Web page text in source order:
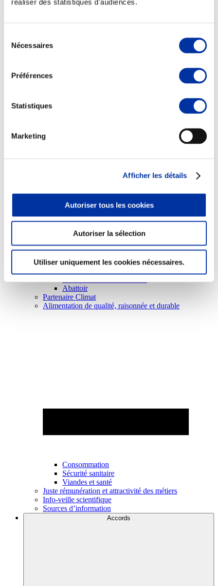
réaliser des statistiques d'audiences.
Nécessaires
Préférences
Statistiques
Marketing
Afficher les détails
Autoriser tous les cookies
Autoriser la sélection
Utiliser uniquement les cookies nécessaires.
Abattoir
Partenaire Climat
Alimentation de qualité, raisonnée et durable
Consommation
Sécurité sanitaire
Viandes et santé
Juste rémunération et attractivité des métiers
Info-veille scientifique
Sources d’information
Accords